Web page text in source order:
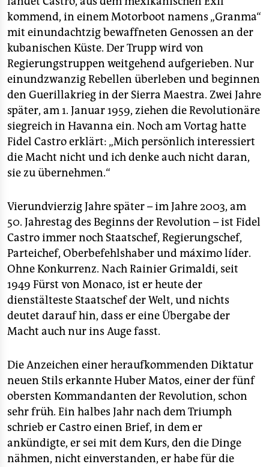
kommend, in einem Motorboot namens „Granma“
mit einundachtzig bewaffneten Genossen an der
kubanischen Küste. Der Trupp wird von
Regierungstruppen weitgehend aufgerieben. Nur
einundzwanzig Rebellen überleben und beginnen
den Guerillakrieg in der Sierra Maestra. Zwei Jahre
später, am 1. Januar 1959, ziehen die Revolutionäre
siegreich in Havanna ein. Noch am Vortag hatte
Fidel Castro erklärt: „Mich persönlich interessiert
die Macht nicht und ich denke auch nicht daran,
sie zu übernehmen.“
Vierundvierzig Jahre später – im Jahre 2003, am
50. Jahrestag des Beginns der Revolution – ist Fidel
Castro immer noch Staatschef, Regierungschef,
Parteichef, Oberbefehlshaber und máximo líder.
Ohne Konkurrenz. Nach Rainier Grimaldi, seit
1949 Fürst von Monaco, ist er heute der
dienstälteste Staatschef der Welt, und nichts
deutet darauf hin, dass er eine Übergabe der
Macht auch nur ins Auge fasst.
Die Anzeichen einer heraufkommenden Diktatur
neuen Stils erkannte Huber Matos, einer der fünf
obersten Kommandanten der Revolution, schon
sehr früh. Ein halbes Jahr nach dem Triumph
schrieb er Castro einen Brief, in dem er
ankündigte, er sei mit dem Kurs, den die Dinge
nähmen, nicht einverstanden, er habe für die